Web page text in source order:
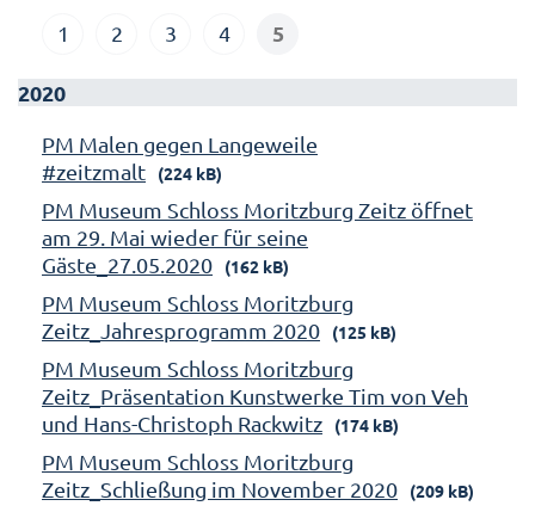
1 2 3 4 5
2020
PM Malen gegen Langeweile
#zeitzmalt
(224 kB)
PM Museum Schloss Moritzburg Zeitz öffnet
am 29. Mai wieder für seine
Gäste_27.05.2020
(162 kB)
PM Museum Schloss Moritzburg
Zeitz_Jahresprogramm 2020
(125 kB)
PM Museum Schloss Moritzburg
Zeitz_Präsentation Kunstwerke Tim von Veh
und Hans-Christoph Rackwitz
(174 kB)
PM Museum Schloss Moritzburg
Zeitz_Schließung im November 2020
(209 kB)